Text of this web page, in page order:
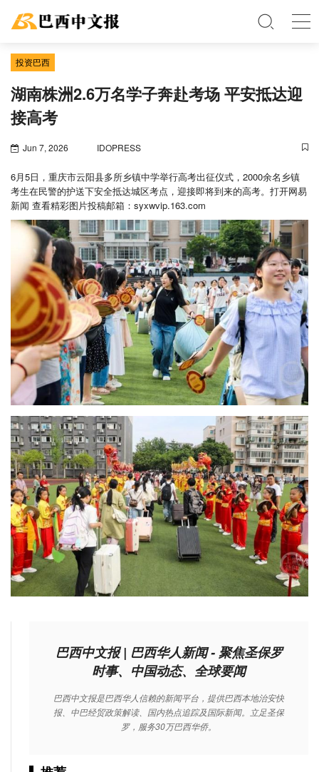
投资巴西
湖南株洲2.6万名学子奔赴考场 平安抵达迎
接高考
Jun 7, 2026 IDOPRESS
6月5日，重庆市云阳县多所乡镇中学举行高考出征仪式，2000余名乡镇
考生在民警的护送下安全抵达城区考点，迎接即将到来的高考。打开网易
新闻 查看精彩图片投稿邮箱：syxwvip.163.com
巴西中文报 | 巴西华人新闻 - 聚焦圣保罗
时事、中国动态、全球要闻
巴西中文报是巴西华人信赖的新闻平台，提供巴西本地治安快
报、中巴经贸政策解读、国内热点追踪及国际新闻。立足圣保
罗，服务30万巴西华侨。